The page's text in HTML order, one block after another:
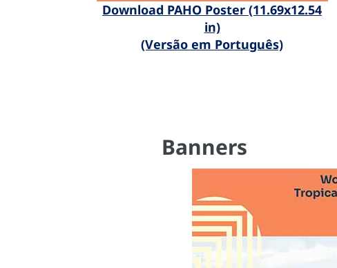
Download PAHO Poster (11.69x12.54
in)
(Versão em Português)
Banners